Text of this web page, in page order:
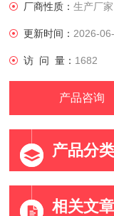
厂商性质：生产厂家
更新时间： 2026-
访 问 量： 1682
产品咨询
产品分类
相关文章